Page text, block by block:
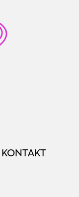
KONTAKT